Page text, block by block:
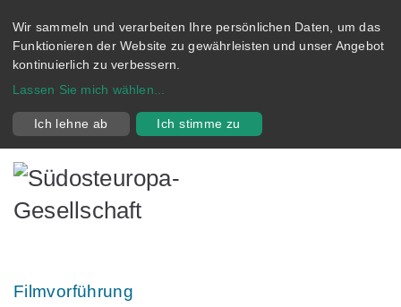
Wir sammeln und verarbeiten Ihre persönlichen Daten, um das
Funktionieren der Website zu gewährleisten und unser Angebot
kontinuierlich zu verbessern.
Lassen Sie mich wählen
Ich lehne ab Ich stimme zu
Filmvorführung